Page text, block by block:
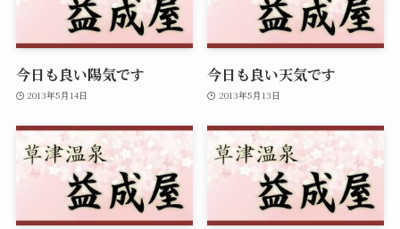
今日も良い陽気です
2013年5月14日
今日も良い天気です
2013年5月13日